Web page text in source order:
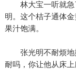
林大宝一听就急
明。这个桔子通体
果汁饱满。
张光明不耐烦地
耐吗，你让他从床